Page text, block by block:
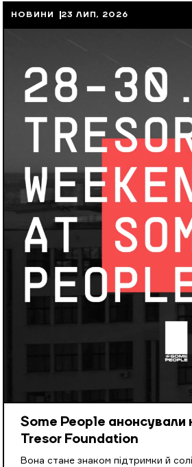
НОВИНИ 23 ЛИП, 2026
Some People анонсували
Tresor Foundation
Вона стане знаком підтримки й